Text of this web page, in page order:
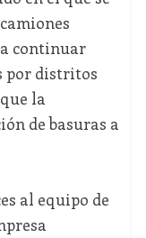
continuar
por distritos
la
de basuras a
al equipo de